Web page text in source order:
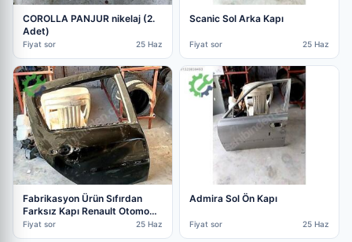
COROLLA PANJUR nikelaj (2.
Adet)
Fiyat sor 25 Haz
Scanic Sol Arka Kapı
Fiyat sor 25 Haz
Fabrikasyon Ürün Sıfırdan
Farksız Kapı Renault Otomobil
& Arazi Aracı Sorunsuz
Fiyat sor 25 Haz
Admira Sol Ön Kapı
Fiyat sor 25 Haz